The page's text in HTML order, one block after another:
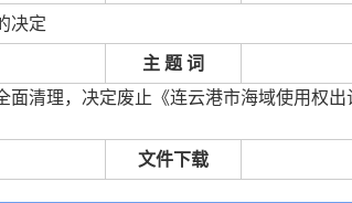
决定
主 题 词
面清理，决定废止《连云港市海域使用权
文件下载